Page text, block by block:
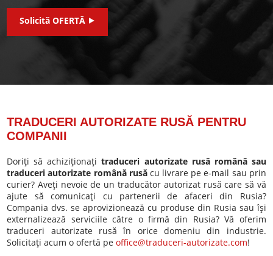
Solicită OFERTĂ ⯈
TRADUCERI AUTORIZATE RUSĂ PENTRU
COMPANII
Doriţi să achiziţionaţitraduceri autorizate rusă română sau
traduceri autorizate română rusăcu livrare pe e-mail sau prin
curier? Aveţi nevoie de un traducător autorizat rusă care să vă
ajute să comunicaţi cu partenerii de afaceri din Rusia?
Compania dvs. se aprovizionează cu produse din Rusia sau îşi
externalizează serviciile către o firmă din Rusia? Vă oferim
traduceri autorizate rusă în orice domeniu din industrie.
Solicitaţi acum o ofertă peoffice@traduceri-autorizate.com!